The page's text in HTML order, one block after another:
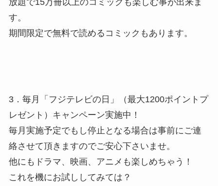
放題で15万冊以上のコミックも楽しむ事が出来ま
す。
期間限定で無料で読めるコミックもあります。
3．毎月「フジテレビの日」（最大1200ポイントプ
レゼント）キャンペーン実施中！
毎月実施予定でもし停止となる場合は事前にご連
絡させて頂きますのでご安心下さいませ。
他にもドラマ、映画、アニメも楽しめちゃう！
これを機にお試ししてみては？